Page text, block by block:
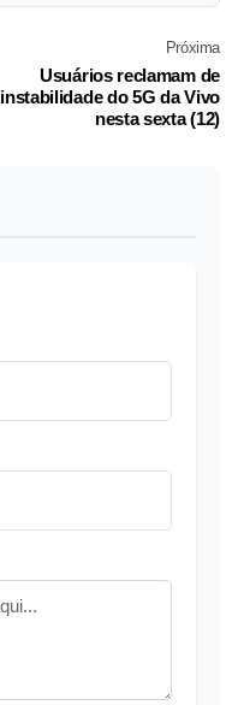
Próxima
Usuários reclamam de
instabilidade do 5G da Vivo
nesta sexta (12)